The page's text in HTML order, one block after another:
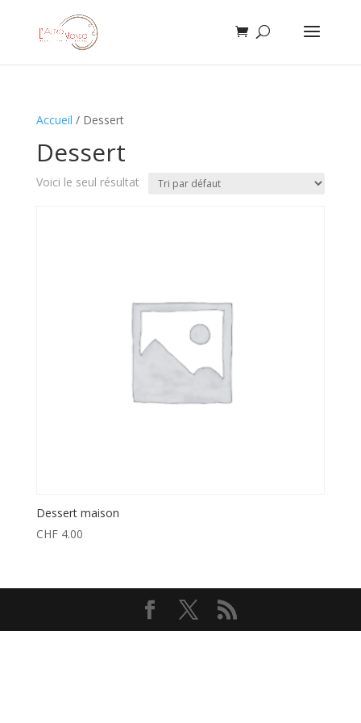
Accueil / Dessert
Dessert
Voici le seul résultat
Dessert maison
CHF4.00